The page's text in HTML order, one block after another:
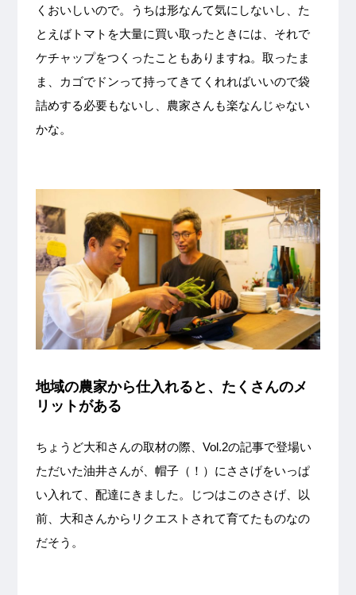
くおいしいので。うちは形なんて気にしないし、た
とえばトマトを大量に買い取ったときには、それで
ケチャップをつくったこともありますね。取ったま
ま、カゴでドンって持ってきてくれればいいので袋
詰めする必要もないし、農家さんも楽なんじゃない
かな。
地域の農家から仕入れると、たくさんのメ
リットがある
ちょうど大和さんの取材の際、Vol.2の記事で登場い
ただいた油井さんが、帽子（！）にささげをいっぱ
い入れて、配達にきました。じつはこのささげ、以
前、大和さんからリクエストされて育てたものなの
だそう。